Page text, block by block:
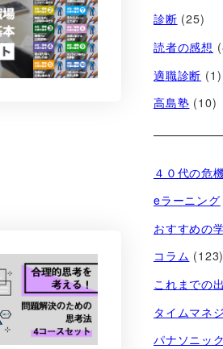
診断 (25)
読者の感想
適職診断 (1)
高島塾 (10)
４０代の危
eラーニング
おすすめの
コラム (123)
これまでの
タイムマネ
パナソニッ